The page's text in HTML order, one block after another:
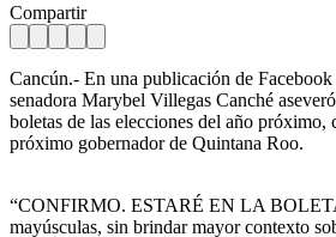
Compartir
Cancún.- En una publicación de
senadora Marybel Villegas Canché
boletas de las elecciones del año próximo,
próximo gobernador de Quintana Roo.
“CONFIRMO. ESTARÉ EN LA
mayúsculas, sin brindar mayor contexto